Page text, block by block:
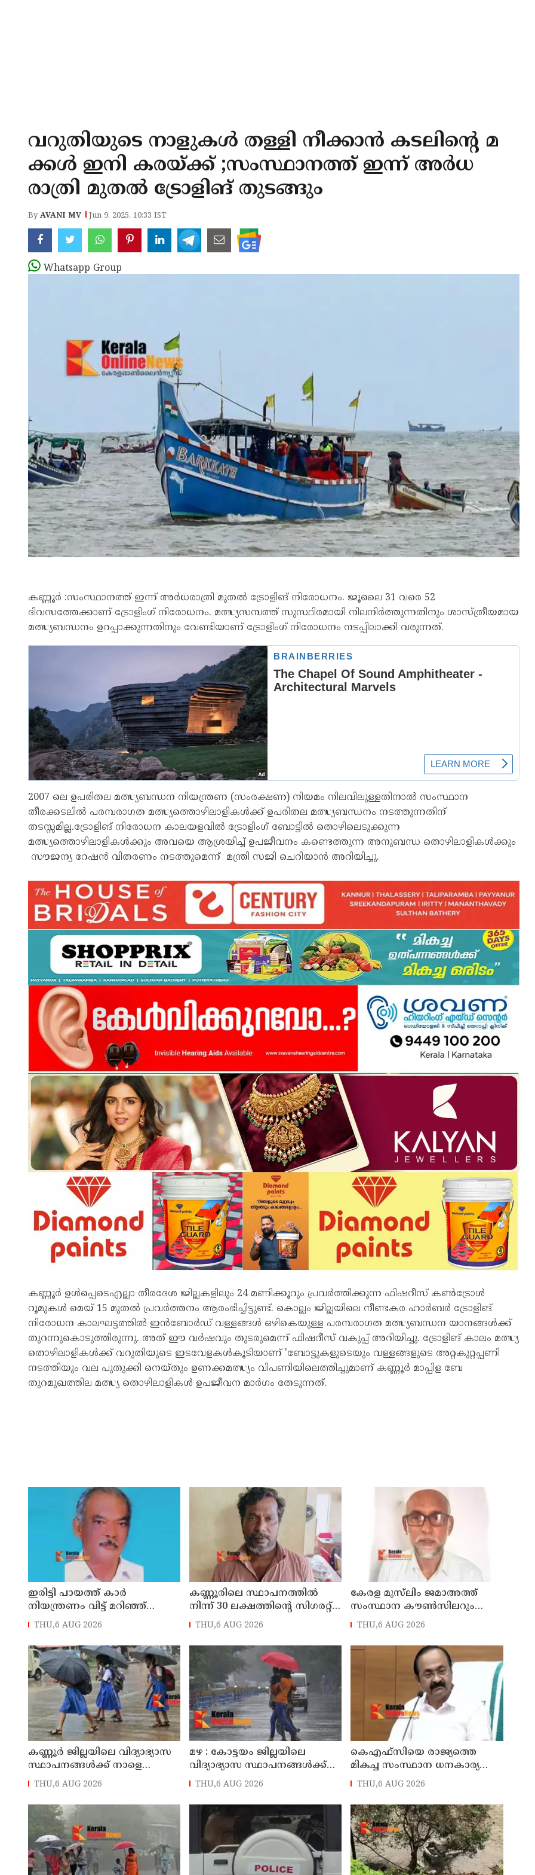
വറുതിയുടെ നാളുകൾ തള്ളി നീക്കാൻ കടലിൻ്റെ മ
ക്കൾ ഇനി കരയ്ക്ക് ;സംസ്ഥാനത്ത് ഇന്ന് അർധ
രാത്രി മുതൽ ട്രോളിങ് തുടങ്ങും
ByAVANI MV Jun 9, 2025, 10:33 IST
Whatsapp Group
കണ്ണൂർ :സംസ്ഥാനത്ത് ഇന്ന് അർധരാത്രി മുതൽ ട്രോളിങ് നിരോധനം. ജൂലൈ 31 വരെ 52
ദിവസത്തേക്കാണ് ട്രോളിംഗ് നിരോധനം. മത്സ്യസമ്പത്ത് സുസ്ഥിരമായി നിലനിര്‍ത്തുന്നതിനും ശാസ്ത്രീയമായ
മത്സ്യബന്ധനം ഉറപ്പാക്കുന്നതിനും വേണ്ടിയാണ് ട്രോളിംഗ് നിരോധനം നടപ്പിലാക്കി വരുന്നത്.
2007 ലെ ഉപരിതല മത്സ്യബന്ധന നിയന്ത്രണ (സംരക്ഷണ) നിയമം നിലവിലുള്ളതിനാല്‍ സംസ്ഥാന
തീരക്കടലിൽ പരമ്പരാഗത മത്സ്യത്തൊഴിലാളികള്‍ക്ക് ഉപരിതല മത്സ്യബന്ധനം നടത്തുന്നതിന്
തടസ്സമില്ല.ട്രോളിങ് നിരോധന കാലയളവിൽ ട്രോളിംഗ് ബോട്ടില്‍ തൊഴിലെടുക്കുന്ന
മത്സ്യത്തൊഴിലാളികള്‍ക്കും അവയെ ആശ്രയിച്ച് ഉപജീവനം കണ്ടെത്തുന്ന അനുബന്ധ തൊഴിലാളികള്‍ക്കും
സൗജന്യ റേഷൻ വിതരണം നടത്തുമെന്ന് മന്ത്രി സജി ചെറിയാൻ അറിയിച്ചു.
കണ്ണൂർ ഉൾപ്പെടെഎല്ലാ തീരദേശ ജില്ലകളിലും 24 മണിക്കൂറും പ്രവര്‍ത്തിക്കുന്ന ഫിഷറീസ് കണ്‍ട്രോള്‍
റൂമുകള്‍ മെയ് 15 മുതല്‍ പ്രവര്‍ത്തനം ആരംഭിച്ചിട്ടുണ്ട്. കൊല്ലം ജില്ലയിലെ നീണ്ടകര ഹാർബർ ട്രോളിങ്
നിരോധന കാലഘട്ടത്തിൽ ഇൻബോർഡ് വള്ളങ്ങൾ ഒഴികെയുള്ള പരമ്പരാഗത മത്സ്യബന്ധന യാനങ്ങൾക്ക്
തുറന്നുകൊടുത്തിരുന്നു. അത് ഈ വർഷവും തുടരുമെന്ന് ഫിഷറീസ് വകുപ്പ് അറിയിച്ചു. ട്രോളിങ് കാലം മത്സ്യ
തൊഴിലാളികൾക്ക് വറുതിയുടെ ഇടവേളകൾകൂടിയാണ് 'ബോട്ടുകളുടെയും വള്ളങ്ങളുടെ അറ്റകുറ്റപ്പണി
നടത്തിയും വല പുതുക്കി നെയ്തും ഉണക്കമത്സ്യം വിപണിയിലെത്തിച്ചുമാണ് കണ്ണൂർ മാപ്പിള ബേ
തുറമുഖത്തില മത്സ്യ തൊഴിലാളികൾ ഉപജീവന മാർഗം തേടുന്നത്.
ഇരിട്ടി പായത്ത് കാർ
നിയന്ത്രണം വിട്ട് മറിഞ്ഞ്
തളിപ്പറമ്പിലെ ആദ്യ കാല
THU,6 AUG 2026
കണ്ണൂരിലെ സ്ഥാപനത്തിൽ
നിന്ന് 30 ലക്ഷത്തിന്റെ സിഗരറ്റ്
മോഷണം: തമിഴ്‌നാട്
തെങ്കാശിയിൽ പിടിയിൽ
THU,6 AUG 2026
കേരള മുസ്‌ലിം ജമാഅത്ത്
സംസ്ഥാന കൗൺസിലറും
തളിപ്പറമ്പിലെ മുതിർന്ന മാധ്യമ
അലി മൊഗ്രാൽ നിര്യാതനായി
THU,6 AUG 2026
കണ്ണൂർ ജില്ലയിലെ വിദ്യാഭ്യാസ
സ്ഥാപനങ്ങള്‍ക്ക് നാളെ
(07/08/2026), അവധി
THU,6 AUG 2026
മഴ : കോട്ടയം ജില്ലയിലെ
വിദ്യാഭ്യാസ സ്ഥാപനങ്ങൾക്ക്
നാളെ അവധി
THU,6 AUG 2026
കെഎഫ്‌സിയെ രാജ്യത്തെ
മികച്ച സംസ്ഥാന ധനകാര്യ
സ്ഥാപനമാക്കും: മുഖ്യമന്ത്രി വി
ഡി സതീശൻ
THU,6 AUG 2026